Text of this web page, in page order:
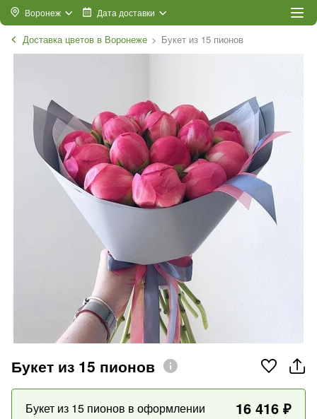
Воронеж Дата доставки
Доставка цветов в Воронеже Букет из 15 пионов
Букет из 15 пионов
Букет из 15 пионов в оформлении 16 416 ₽